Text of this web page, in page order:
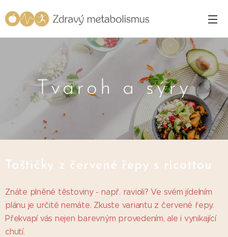
Tvaroh a sýry
Taštičky z červené řepy s ricottou
Znáte plněné těstoviny - např. ravioli? Ve svém jídelním
plánu je určitě nemáte. Zkuste variantu z červené řepy.
Překvapí vás nejen barevným provedením, ale i vynikající
chutí.